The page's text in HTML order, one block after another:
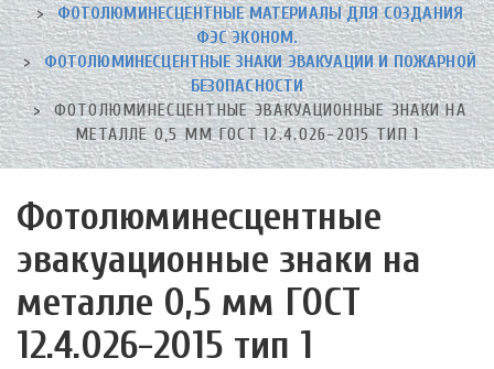
ФОТОЛЮМИНЕСЦЕНТНЫЕ МАТЕРИАЛЫ ДЛЯ СОЗДАНИЯ
ФЭС ЭКОНОМ.
ФОТОЛЮМИНЕСЦЕНТНЫЕ ЗНАКИ ЭВАКУАЦИИ И ПОЖАРНОЙ
БЕЗОПАСНОСТИ
ФОТОЛЮМИНЕСЦЕНТНЫЕ ЭВАКУАЦИОННЫЕ ЗНАКИ НА
МЕТАЛЛЕ 0,5 ММ ГОСТ 12.4.026-2015 ТИП 1
Фотолюминесцентные
эвакуационные знаки на
металле 0,5 мм ГОСТ
12.4.026-2015 тип 1